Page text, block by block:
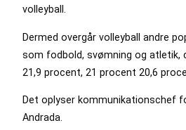
volleyball.
Dermed overgår volleyball andre
som fodbold, svømning og atletik,
21,9 procent, 21 procent 20,6
Det oplyser kommunikationschef
Andrada.